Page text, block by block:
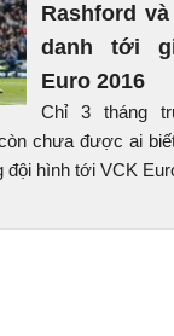
Rashford
danh tới
Euro 2016
Chỉ 3 tháng
chưa được ai
đội hình tới VCK